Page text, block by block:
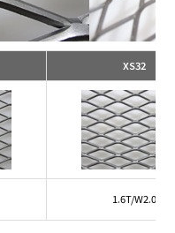
XS32
1.6T/W2.0